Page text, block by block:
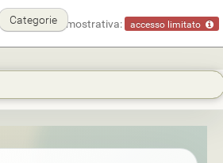
Modalità dimostrativa: accesso limitato
Categorie